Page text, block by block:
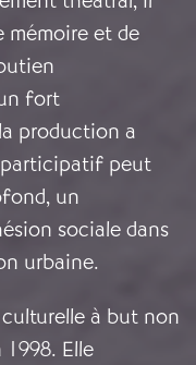
et de
fort
production a
peut
un
sociale dans
urbaine.
à but non
Elle